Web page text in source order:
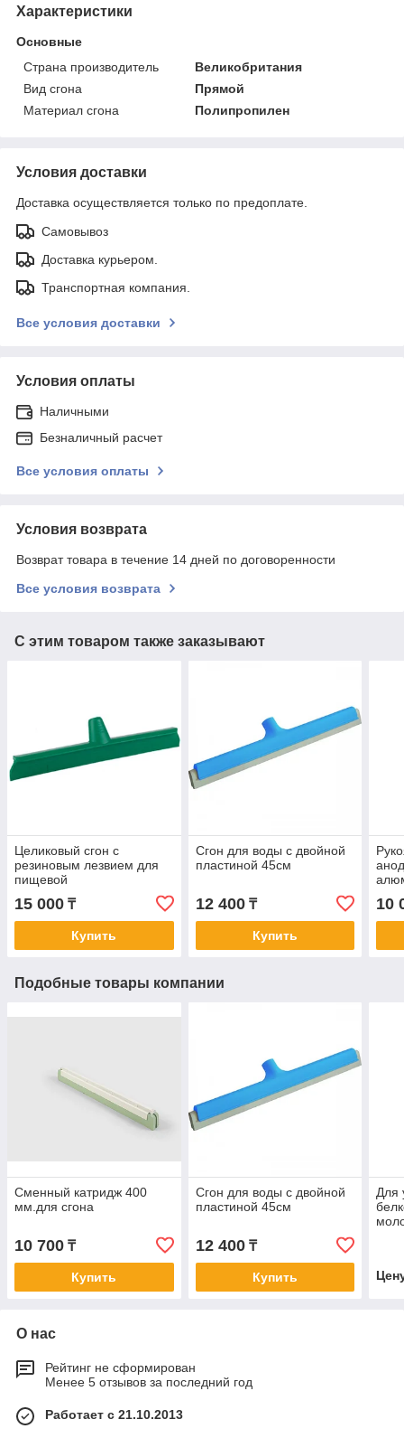
Характеристики
Основные
Страна производитель
Великобритания
Вид сгона
Прямой
Материал сгона
Полипропилен
Условия доставки
Доставка осуществляется только по предоплате.
Самовывоз
Доставка курьером.
Транспортная компания.
Все условия доставки
Условия оплаты
Наличными
Безналичный расчет
Все условия оплаты
Условия возврата
Возврат товара в течение 14 дней по договоренности
Все условия возврата
С этим товаром также заказывают
Целиковый сгон с
резиновым лезвием для
пищевой
15 000 ₸
Купить
Сгон для воды с двойной
пластиной 45см
12 400₸
Купить
10
Подобные товары компании
Сменный катридж 400
мм.для сгона
10 700 ₸
Купить
Сгон для воды с двойной
пластиной 45см
12 400₸
Купить
Для
О нас
Рейтинг не сформирован
Менее 5 отзывов за последний год
Работает с 21.10.2013